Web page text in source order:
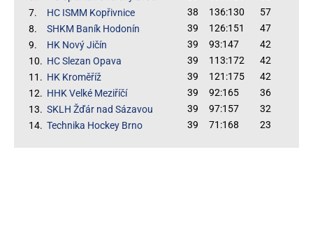
7.
HC ISMM Kopřivnice 38 136:130
57
8.
SHKM Baník Hodonín 39 126:151
47
9.
HK Nový Jičín 39 93:147
42
10. HC Slezan Opava 39 113:172
42
11. HK Kroměříž 39 121:175
42
12. HHK Velké Meziříčí 39 92:165
36
13. SKLH Žďár nad Sázavou 39 97:157
32
14. Technika Hockey Brno 39 71:168 23